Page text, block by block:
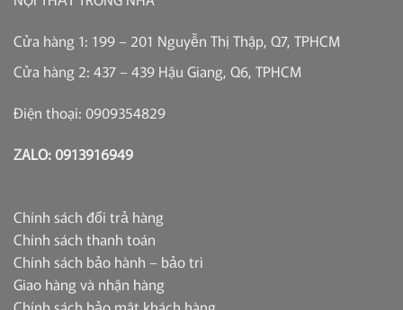
Cửa hàng 1: 199 – 201 Nguyễn Thị Thập, Q7, TPHCM
Cửa hàng 2: 437 – 439 Hậu Giang, Q6, TPHCM
Điện thoại: 0909354829
ZALO: 0913916949
Chính sách đổi trả hàng
Chính sách thanh toán
Chính sách bảo hành – bảo trì
Giao hàng và nhận hàng